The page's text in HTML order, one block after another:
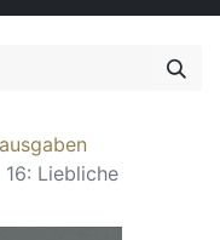
Liebliche